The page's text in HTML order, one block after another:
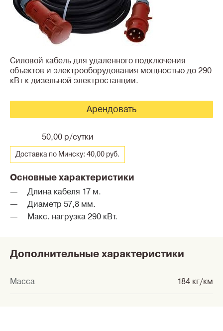
Силовой кабель для удаленного подключения
объектов и электрооборудования мощностью до 290
кВт к дизельной электростанции.
Арендовать
50,00 р/сутки
Доставка по Минску: 40,00 руб.
Основные характеристики
Длина кабеля 17 м.
Диаметр 57,8 мм.
Макс. нагрузка 290 кВт.
Дополнительные характеристики
Масса 184 кг/км